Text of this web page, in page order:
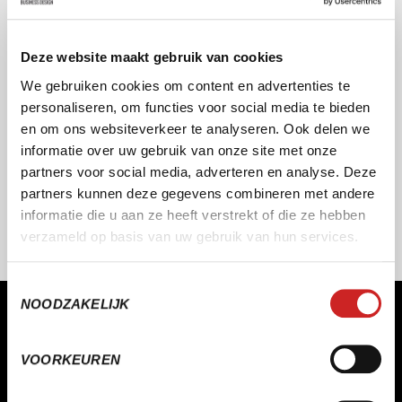
Deze website maakt gebruik van cookies
We gebruiken cookies om content en advertenties te
personaliseren, om functies voor social media te bieden
en om ons websiteverkeer te analyseren. Ook delen we
informatie over uw gebruik van onze site met onze
partners voor social media, adverteren en analyse. Deze
partners kunnen deze gegevens combineren met andere
informatie die u aan ze heeft verstrekt of die ze hebben
verzameld op basis van uw gebruik van hun services.
Toestemmingsselectie
NOODZAKELIJK
VOORKEUREN
KWALITEIT ALS STANDAARD
van de modernste richtlijnen, kwalitatieve normeringen en
professionele certificeringen.
Of het nu gaat om sport & recreatie, onderwijs,